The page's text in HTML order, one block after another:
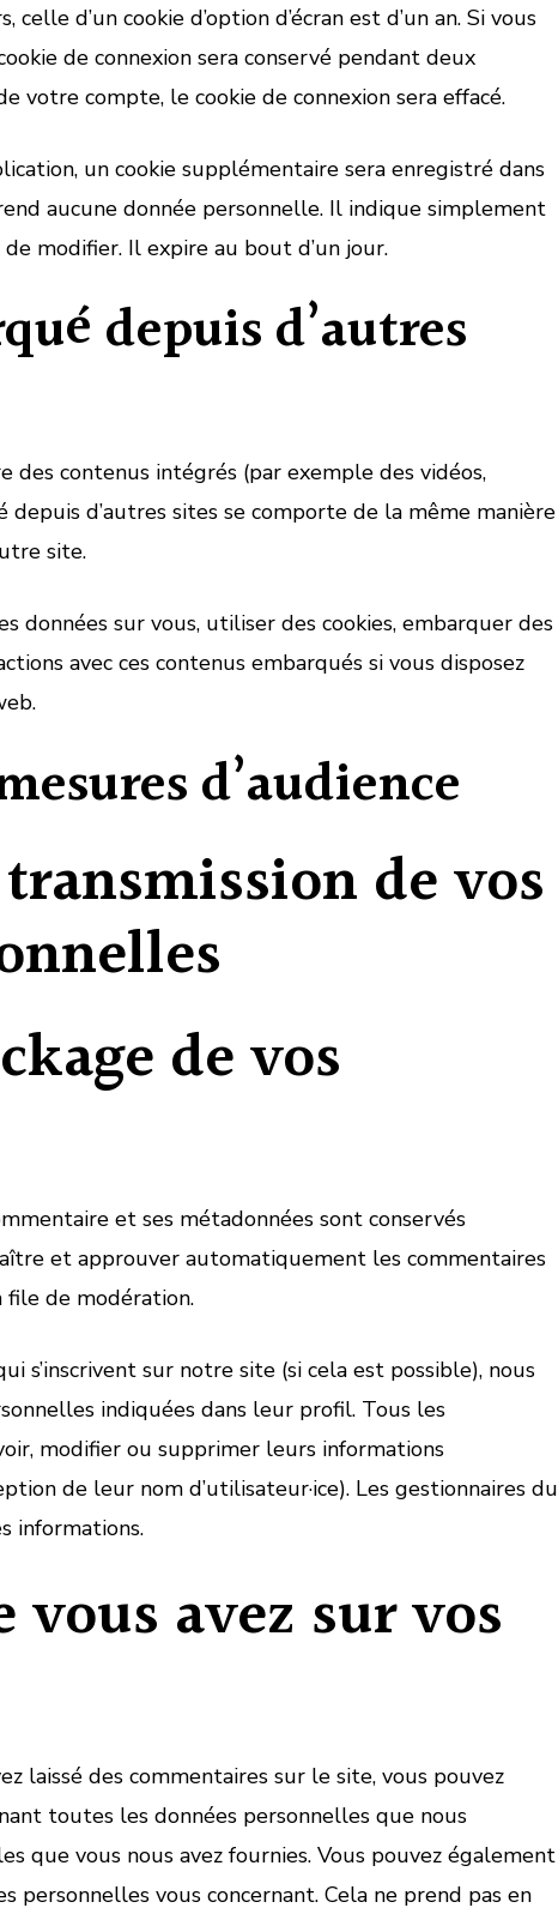
d’un cookie d’option d’écran est d’un an. Si vous
de connexion sera conservé pendant deux
votre compte, le cookie de connexion sera effacé.
un cookie supplémentaire sera enregistré dans
aucune donnée personnelle. Il indique simplement
modifier. Il expire au bout d’un jour.
depuis d’autres
des contenus intégrés (par exemple des vidéos,
d’autres sites se comporte de la même manière
site.
données sur vous, utiliser des cookies, embarquer des
avec ces contenus embarqués si vous disposez
d’audience
de vos
de vos
et ses métadonnées sont conservés
et approuver automatiquement les commentaires
file de modération.
s’inscrivent sur notre site (si cela est possible), nous
indiquées dans leur profil. Tous les
modifier ou supprimer leurs informations
de leur nom d’utilisateur·ice). Les gestionnaires du
informations.
vous avez sur vos
laissé des commentaires sur le site, vous pouvez
toutes les données personnelles que nous
que vous nous avez fournies. Vous pouvez également
personnelles vous concernant. Cela ne prend pas en